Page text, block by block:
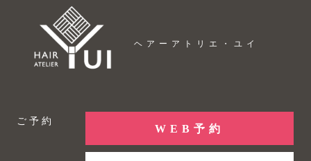
ヘアーアトリエ・ユイ
ご予約
WEB予約